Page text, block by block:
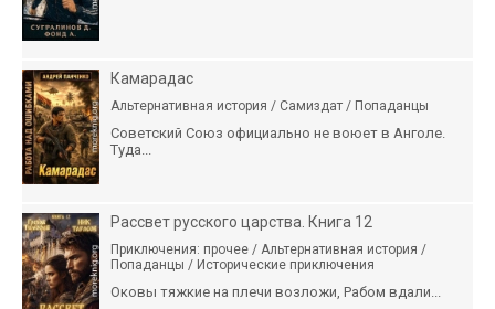
Камарадас
Альтернативная история / Самиздат / Попаданцы
Советский Союз официально не воюет в Анголе.
Туда...
Рассвет русского царства. Книга 12
Приключения: прочее / Альтернативная история /
Попаданцы / Исторические приключения
Оковы тяжкие на плечи возложи, Рабом вдали...